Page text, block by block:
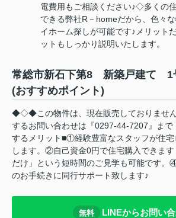
電費用もご相談ください♪◇多くの
できる弊社R－homeだから、色々
イホーム探しが可能です♪メリット
ットもしっかり説明いたします。
常総市新石下第8 新築戸建て 1
(おすすめポイント)
◆◇◆この物件は、現在販売しておりま
するお問い合わせは『0297-44-7207』まで
するメリット■①経験豊富なスタッフが住宅
します。②自己資金0円で住宅購入できま
だけ」という短時間のご見学も可能です。
のお手続きに同行サポート致します♪
無料 LINEからお問い